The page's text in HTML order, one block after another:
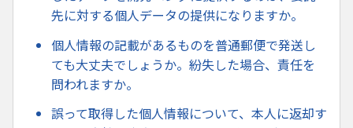
先に対する個人データの提供になりますか。
個人情報の記載があるものを普通郵便で発送し
ても大丈夫でしょうか。紛失した場合、責任を
問われますか。
誤って取得した個人情報について、本人に返却す